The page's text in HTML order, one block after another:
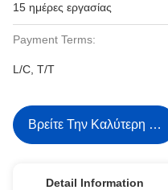
15 ημέρες εργασίας
Payment Terms:
L/C, T/T
Βρείτε Την Καλύτερη Τιμή
Detail Information